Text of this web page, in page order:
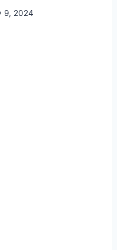
9, 2024